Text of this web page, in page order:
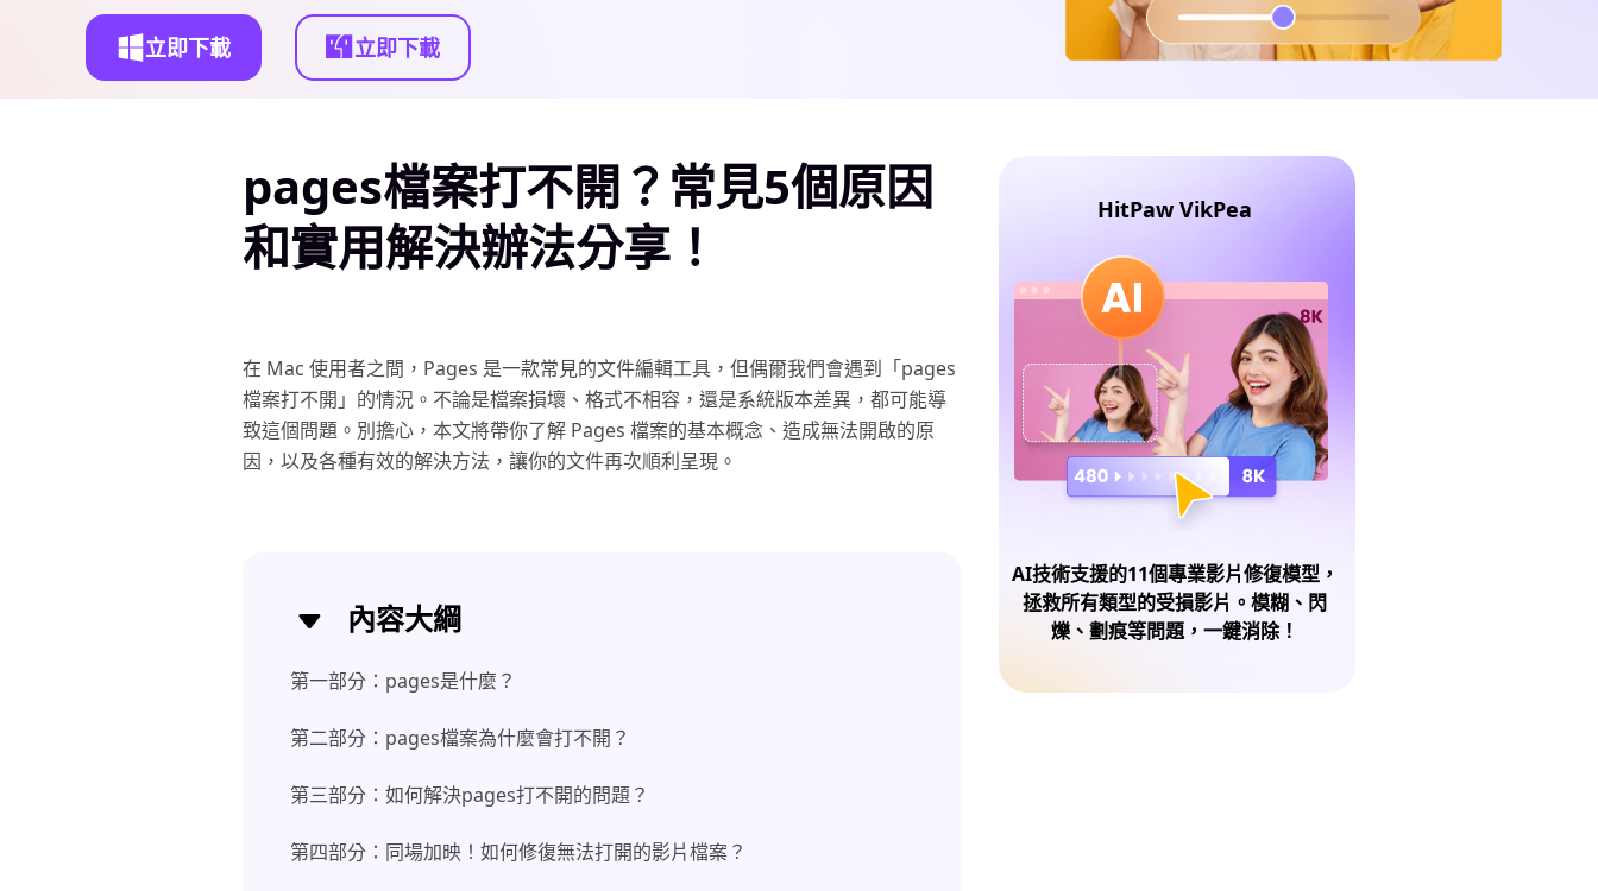
立即下載 立即下載
pages檔案打不開？常見5個原因
和實用解決辦法分享！
在 Mac 使用者之間，Pages 是一款常見的文件編輯工具，但偶爾我們會遇到「pages
檔案打不開」的情況。不論是檔案損壞、格式不相容，還是系統版本差異，都可能導
致這個問題。別擔心，本文將帶你了解 Pages 檔案的基本概念、造成無法開啟的原
因，以及各種有效的解決方法，讓你的文件再次順利呈現。
內容大綱
第一部分：pages是什麼？
第二部分：pages檔案為什麼會打不開？
第三部分：如何解決pages打不開的問題？
第四部分：同場加映！如何修復無法打開的影片檔案？
HitPaw VikPea
AI技術支援的11個專業影片修復模型，
拯救所有類型的受損影片。模糊、閃
爍、劃痕等問題，一鍵消除！